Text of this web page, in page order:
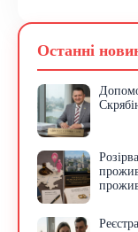
Останні